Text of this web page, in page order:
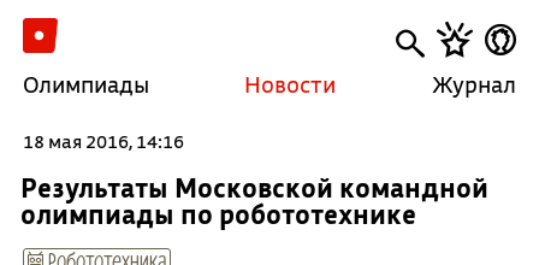
Олимпиады Новости Журнал
18 мая 2016, 14:16
Результаты Московской командной
олимпиады по робототехнике